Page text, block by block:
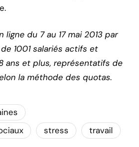
ligne du 7 au 17 mai 2013 par
1001 salariés actifs et
ans et plus, représentatifs de
la méthode des quotas.
stress travail